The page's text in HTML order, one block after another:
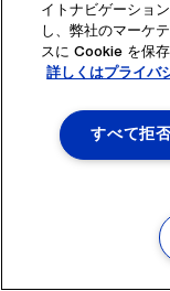
HO 150-
PW-0A00
HO 150-
イトナビゲーショ
し、弊社のマーケ
スに Cookie を保
詳しくはプライバ
すべて拒